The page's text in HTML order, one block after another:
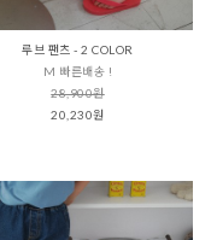
루브 팬츠 - 2 COLOR
M 빠른배송 !
28,900원
20,230원